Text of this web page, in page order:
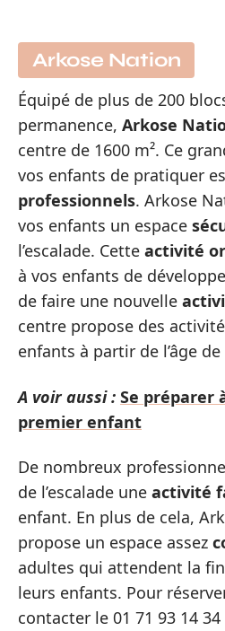
Arkose Nation
Équipé de plus de 200
permanence, Arkose
centre de 1600 m². Ce
vos enfants de pratiquer
professionnels. Arkose
vos enfants un espace
l’escalade. Cette activité
à vos enfants de
de faire une nouvelle
centre propose des
enfants à partir de l’âge de
A voir aussi : Se préparer
premier enfant
De nombreux
de l’escalade une activité
enfant. En plus de cela,
propose un espace assez
adultes qui attendent la
leurs enfants. Pour
contacter le 01 71 93 14